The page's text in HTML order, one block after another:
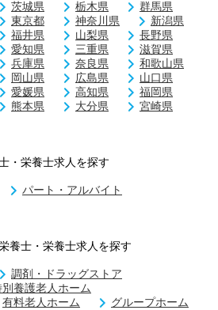
茨城県 栃木県
群馬県
東京都 神奈川県
新潟県
福井県 山梨県
長野県
愛知県 三重県
滋賀県
兵庫県 奈良県
和歌山県
岡山県 広島県
山口県
愛媛県 高知県
福岡県
熊本県 大分県
宮崎県
・栄養士求人を探す
パート・アルバイト
養士・栄養士求人を探す
調剤・ドラッグストア
別養護老人ホーム
有料老人ホーム
グループホーム